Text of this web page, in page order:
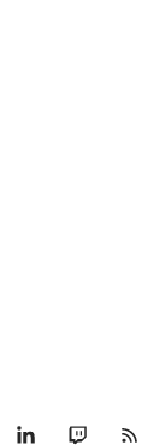
su TikTok
Seguici su
Seguici